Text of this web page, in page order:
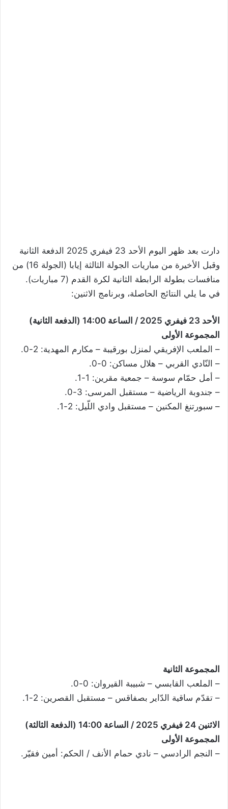
دارت بعد ظهر اليوم الأحد 23 فيفري 2025 الدفعة الثانية
وقبل الأخيرة من مباريات الجولة الثالثة إيابا (الجولة 16) من
منافسات بطولة الرابطة الثانية لكرة القدم (7 مباريات).
في ما يلي النتائج الحاصلة، وبرنامج الاثنين:
الأحد 23 فيفري 2025 / الساعة 14:00 (الدفعة الثانية)
المجموعة الأولى
– الملعب الإفريقي لمنزل بورقيبة – مكارم المهدية: 2-0.
– النّادي القربي – هلال مساكن: 0-0.
– أمل حمّام سوسة – جمعية مقرين: 1-1.
– جندوبة الرياضية – مستقبل المرسى: 3-0.
– سبورتنغ المكنين – مستقبل وادي اللّيل: 2-1.
المجموعة الثانية
– الملعب القابسي – شبيبة القيروان: 0-0.
– تقدّم ساقية الدّاير بصفاقس – مستقبل القصرين: 2-1.
الاثنين 24 فيفري 2025 / الساعة 14:00 (الدفعة الثالثة)
المجموعة الأولى
– النجم الرادسي – نادي حمام الأنف / الحكم: أمين فقيّر.